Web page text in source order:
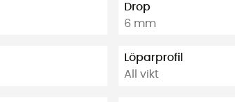
Drop
6 mm
Löparprofil
All vikt